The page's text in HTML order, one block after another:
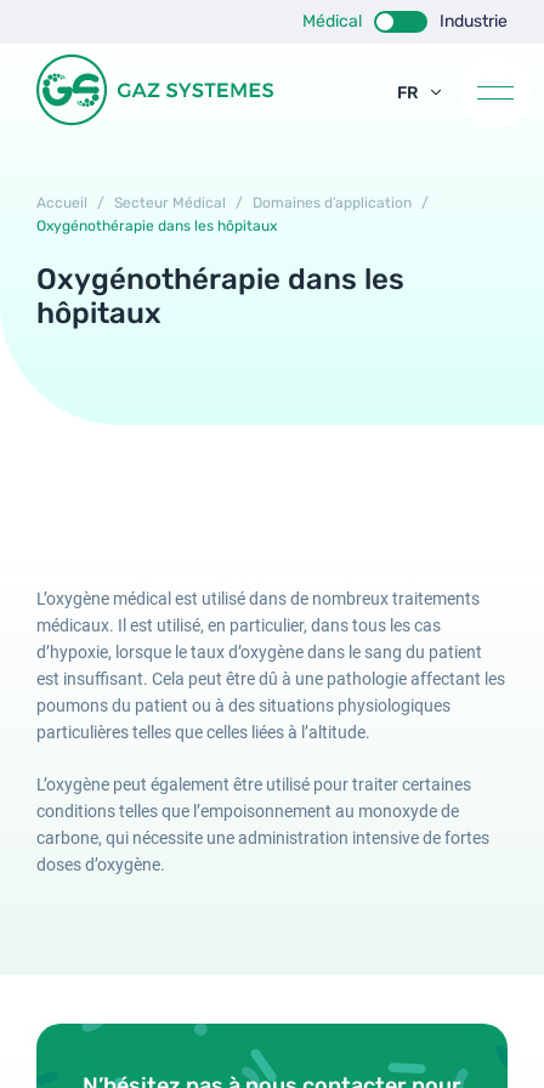
Médical Industrie
FR
Accueil / Secteur Médical / Domaines d’application
/
Oxygénothérapie dans les hôpitaux
Oxygénothérapie dans les
hôpitaux
L’oxygène médical est utilisé dans de nombreux traitements
médicaux. Il est utilisé, en particulier, dans tous les cas
d’hypoxie, lorsque le taux d’oxygène dans le sang du patient
est insuffisant. Cela peut être dû à une pathologie affectant les
poumons du patient ou à des situations physiologiques
particulières telles que celles liées à l’altitude.
L’oxygène peut également être utilisé pour traiter certaines
conditions telles que l’empoisonnement au monoxyde de
carbone, qui nécessite une administration intensive de fortes
doses d’oxygène.